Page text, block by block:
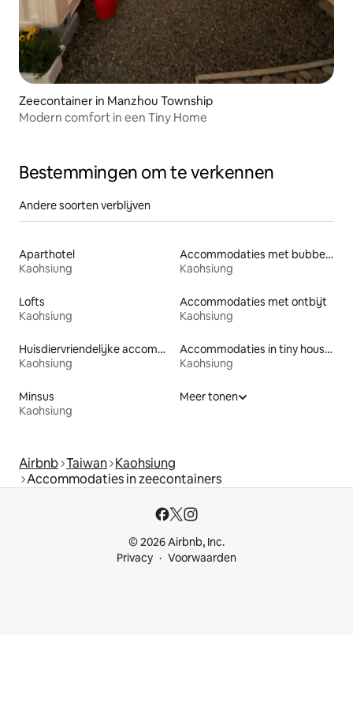
Zeecontainer in Manzhou Township
Modern comfort in een Tiny Home
Bestemmingen om te verkennen
Andere soorten verblijven
Aparthotel
Kaohsiung
Accommodaties met bubbelbad
Kaohsiung
Lofts
Kaohsiung
Accommodaties met ontbijt
Kaohsiung
Huisdiervriendelijke accommodaties
Kaohsiung
Accommodaties in tiny houses
Kaohsiung
Minsus
Kaohsiung
Meer tonen
Airbnb Taiwan Kaohsiung
Accommodaties in zeecontainers
© 2026 Airbnb, Inc.
Privacy
Voorwaarden